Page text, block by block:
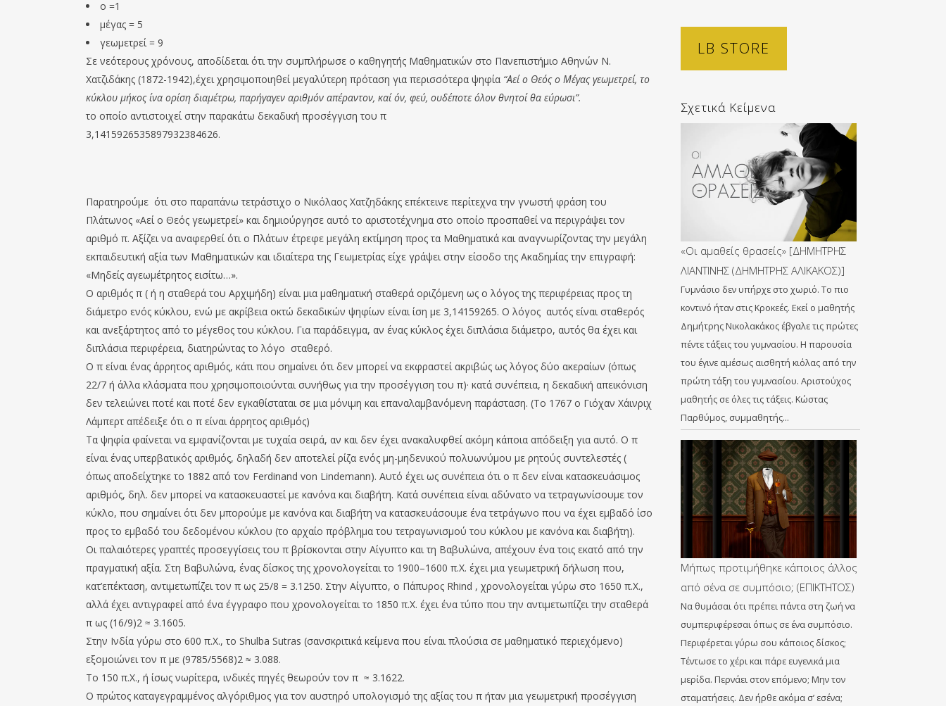
ο =1
μέγας = 5
γεωμετρεί = 9
Σε νεότερους χρόνους, αποδίδεται ότι την συμπλήρωσε ο καθηγητής Μαθηματικών στο Πανεπιστήμιο Αθηνών Ν.
Χατζιδάκης (1872-1942),έχει χρησιμοποιηθεί μεγαλύτερη πρόταση για περισσότερα ψηφία “Αεί ο Θεός ο Μέγας γεωμετρεί, το
κύκλου μήκος ίνα ορίση διαμέτρω, παρήγαγεν αριθμόν απέραντον, καί όν, φεύ, ουδέποτε όλον θνητοί θα εύρωσι”.
το οποίο αντιστοιχεί στην παρακάτω δεκαδική προσέγγιση του π
3,1415926535897932384626.
Παρατηρούμε ότι στο παραπάνω τετράστιχο ο Νικόλαος Χατζηδάκης επέκτεινε περίτεχνα την γνωστή φράση του
Πλάτωνος «Αεί ο Θεός γεωµετρεί» και δηµιούργησε αυτό το αριστοτέχνηµα στο οποίο προσπαθεί να περιγράψει τον
αριθµό π. Αξίζει να αναφερθεί ότι ο Πλάτων έτρεφε µεγάλη εκτίµηση προς τα Μαθηµατικά και αναγνωρίζοντας την µεγάλη
εκπαιδευτική αξία των Μαθηµατικών και ιδιαίτερα της Γεωµετρίας είχε γράψει στην είσοδο της Ακαδηµίας την επιγραφή:
«Μηδείς αγεωµέτρητος εισίτω…».
Ο αριθμός π ( ή η σταθερά του Αρχιµήδη) είναι μια μαθηματική σταθερά οριζόμενη ως ο λόγος της περιφέρειας προς τη
διάμετρο ενός κύκλου, ενώ με ακρίβεια οκτώ δεκαδικών ψηφίων είναι ίση με 3,14159265. Ο λόγος αυτός είναι σταθερός
και ανεξάρτητος από το μέγεθος του κύκλου. Για παράδειγμα, αν ένας κύκλος έχει διπλάσια διάμετρο, αυτός θα έχει και
διπλάσια περιφέρεια, διατηρώντας το λόγο σταθερό.
Ο π είναι ένας άρρητος αριθμός, κάτι που σημαίνει ότι δεν μπορεί να εκφραστεί ακριβώς ως λόγος δύο ακεραίων (όπως
22/7 ή άλλα κλάσματα που χρησιμοποιούνται συνήθως για την προσέγγιση του π)· κατά συνέπεια, η δεκαδική απεικόνιση
δεν τελειώνει ποτέ και ποτέ δεν εγκαθίσταται σε μια μόνιμη και επαναλαμβανόμενη παράσταση. (Το 1767 ο Γιόχαν Χάινριχ
Λάµπερτ απέδειξε ότι ο π είναι άρρητος αριθµός)
Τα ψηφία φαίνεται να εμφανίζονται με τυχαία σειρά, αν και δεν έχει ανακαλυφθεί ακόμη κάποια απόδειξη για αυτό. Ο π
είναι ένας υπερβατικός αριθμός, δηλαδή δεν αποτελεί ρίζα ενός μη-μηδενικού πολυωνύμου με ρητούς συντελεστές (
όπως αποδείχτηκε το 1882 από τον Ferdinand von Lindemann). Αυτό έχει ως συνέπεια ότι ο π δεν είναι κατασκευάσιμος
αριθμός, δηλ. δεν μπορεί να κατασκευαστεί με κανόνα και διαβήτη. Κατά συνέπεια είναι αδύνατο να τετραγωνίσουμε τον
κύκλο, που σημαίνει ότι δεν μπορούμε με κανόνα και διαβήτη να κατασκευάσουμε ένα τετράγωνο που να έχει εμβαδό ίσο
προς το εμβαδό του δεδομένου κύκλου (το αρχαίο πρόβλημα του τετραγωνισμού του κύκλου με κανόνα και διαβήτη).
Οι παλαιότερες γραπτές προσεγγίσεις του π βρίσκονται στην Αίγυπτο και τη Βαβυλώνα, απέχουν ένα τοις εκατό από την
πραγματική αξία. Στη Βαβυλώνα, ένας δίσκος της χρονολογείται το 1900–1600 π.Χ. έχει μια γεωμετρική δήλωση που,
κατ’επέκταση, αντιμετωπίζει τον π ως 25/8 = 3.1250. Στην Αίγυπτο, ο Πάπυρος Rhind , χρονολογείται γύρω στο 1650 π.Χ.,
αλλά έχει αντιγραφεί από ένα έγγραφο που χρονολογείται το 1850 π.Χ. έχει ένα τύπο που την αντιμετωπίζει την σταθερά
π ως (16/9)2 ≈ 3.1605.
Στην Ινδία γύρω στο 600 π.Χ., το Shulba Sutras (σανσκριτικά κείμενα που είναι πλούσια σε μαθηματικό περιεχόμενο)
εξομοιώνει τον π με (9785/5568)2 ≈ 3.088.
Το 150 π.Χ., ή ίσως νωρίτερα, ινδικές πηγές θεωρούν τον π ≈ 3.1622.
Ο πρώτος καταγεγραμμένος αλγόριθμος για τον αυστηρό υπολογισμό της αξίας του π ήταν μια γεωμετρική προσέγγιση
LB STORE
Σχετικά Κείμενα
«Οι αμαθείς θρασείς» [ΔΗΜΗΤΡΗΣ
ΛΙΑΝΤΙΝΗΣ (ΔΗΜΗΤΡΗΣ ΑΛΙΚΑΚΟΣ)]
Γυμνάσιο δεν υπήρχε στο χωριό. Το πιο
κοντινό ήταν στις Kροκεές. Εκεί ο μαθητής
Δημήτρης Νικολακάκος έβγαλε τις πρώτες
πέντε τάξεις του γυμνασίου. Η παρουσία
του έγινε αμέσως αισθητή κιόλας από την
πρώτη τάξη του γυμνασίου. Αριστούχος
μαθητής σε όλες τις τάξεις. Κώστας
Παρθύμος, συμμαθητής…
Μήπως προτιμήθηκε κάποιος άλλος
από σένα σε συμπόσιο; (ΕΠΙΚΤΗΤΟΣ)
Να θυμάσαι ότι πρέπει πάντα στη ζωή να
συμπεριφέρεσαι όπως σε ένα συμπόσιο.
Περιφέρεται γύρω σου κάποιος δίσκος;
Τέντωσε το χέρι και πάρε ευγενικά μια
μερίδα. Περνάει στον επόμενο; Μην τον
σταματήσεις. Δεν ήρθε ακόμα σ’ εσένα;